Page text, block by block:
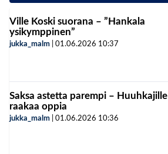
Ville Koski suorana – ”Hankala
ysikymppinen”
jukka_malm 01.06.2026 10:37
Saksa astetta parempi – Huuhkajille
raakaa oppia
jukka_malm 01.06.2026 10:36